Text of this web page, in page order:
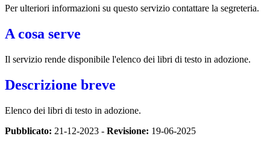
Per ulteriori informazioni su questo servizio contattare la segreteria.
A cosa serve
Il servizio rende disponibile l'elenco dei libri di testo in adozione.
Descrizione breve
Elenco dei libri di testo in adozione.
Pubblicato: 21-12-2023 - Revisione: 19-06-2025